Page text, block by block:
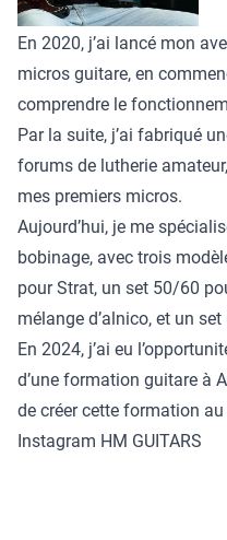
À PROPOS
Qui sommes nous ?
Les formateurices
Les financements
Partenariats
Les Ateliers Team Atlanta
CONTACT
En 2020, j’ai lancé mon
micros guitare, en
comprendre le
Par la suite, j’ai fabriqué
forums de lutherie
mes premiers micros.
Aujourd’hui, je me
bobinage, avec trois
pour Strat, un set 50/60
mélange d’alnico, et un
En 2024, j’ai eu
d’une formation guitare à
de créer cette formation
Instagram HM GUITARS